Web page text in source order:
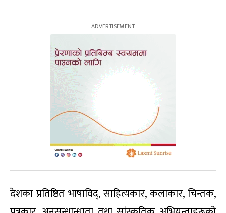
देशका प्रतिष्ठित भाषाविद्, साहित्यकार, कलाकार, चिन्तक,